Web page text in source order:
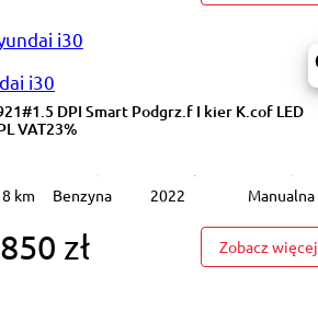
Smart Podgrz.f I kier K.cof Salon PL VAT23%
i30
DPI Smart Podgrz.f I kier K.cof LED
VAT23%
km Benzyna 2022 Manualna
zł Zobacz więcej